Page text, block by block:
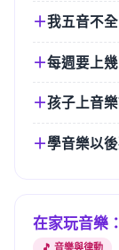
我五音不
每週要上
孩子上音
學音樂以
在家玩音樂
🎵 音樂與律動